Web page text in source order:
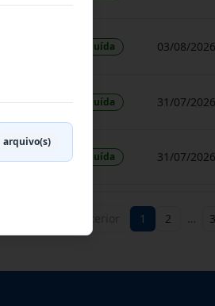
Concluída 03/08/2026
Concluída 31/07/2026
Concluída 31/07/2026
1 2 …
arquivo(s)